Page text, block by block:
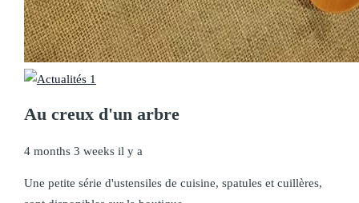
Au creux d'un arbre
4 months 3 weeks il y a
Une petite série d'ustensiles de cuisine, spatules et cuillères,